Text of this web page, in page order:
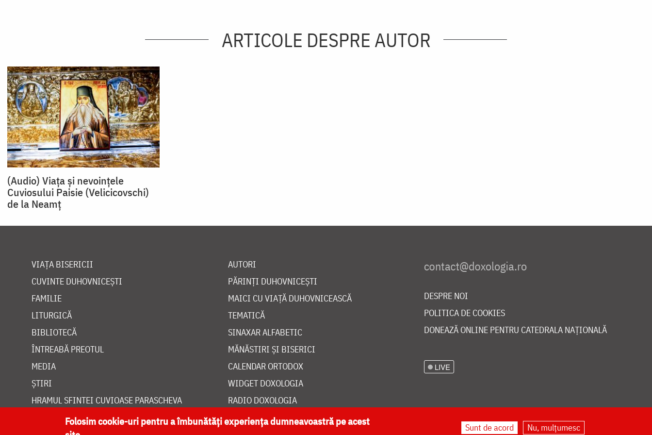
ARTICOLE DESPRE AUTOR
(Audio) Viața și nevoințele
Cuviosului Paisie (Velicicovschi)
de la Neamț
VIAȚA BISERICII
CUVINTE DUHOVNICEȘTI
FAMILIE
LITURGICĂ
BIBLIOTECĂ
ÎNTREABĂ PREOTUL
MEDIA
ȘTIRI
HRAMUL SFINTEI CUVIOASE PARASCHEVA
AUTORI
PĂRINȚI DUHOVNICEȘTI
MAICI CU VIAȚĂ DUHOVNICEASCĂ
TEMATICĂ
SINAXAR ALFABETIC
MĂNĂSTIRI ȘI BISERICI
CALENDAR ORTODOX
WIDGET DOXOLOGIA
RADIO DOXOLOGIA
DESPRE NOI
POLITICA DE COOKIES
DONEAZĂ ONLINE PENTRU CATEDRALA NAȚIONALĂ
LIVE
Folosim cookie-uri pentru a îmbunătăți experiența dumneavoastră pe acest
Sunt de acord Nu, mulțumesc